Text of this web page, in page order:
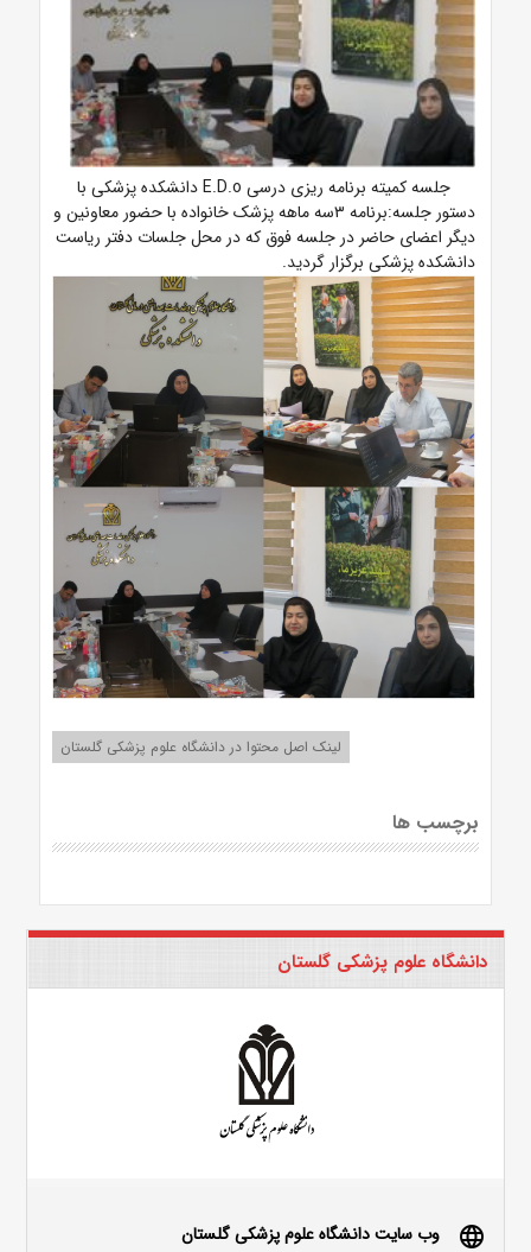
جلسه کمیته برنامه ریزی درسی E.D.o دانشکده پزشکی با
دستور جلسه:برنامه ۳سه ماهه پزشک خانواده با حضور معاونین و
دیگر اعضای حاضر در جلسه فوق که در محل جلسات دفتر ریاست
دانشکده پزشکی برگزار گردید.
لینک اصل محتوا در دانشگاه علوم پزشکی گلستان
برچسب ها
دانشگاه علوم پزشکی گلستان
language وب سایت دانشگاه علوم پزشکی گلستان